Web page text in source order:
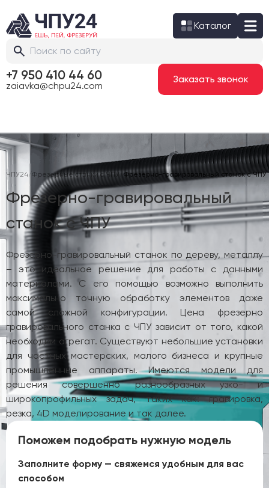
Каталог
+7 950 410 44 60
zaiavka@chpu24.com
Заказать звонок
ЧПУ24/ Фрезерные станки с ЧПУ/Фрезерно-гравировальный станок с ЧПУ
Фрезерно-гравировальный
станок с ЧПУ
Фрезерно-гравировальный станок по дереву, металлу
– это идеальное решение для работы с данными
материалами. С его помощью возможно выполнить
максимально точную обработку элементов даже
самой сложной конфигурации. Цена фрезерно
гравировального станка с ЧПУ зависит от того, какой
необходим агрегат. Существуют небольшие установки
для частных мастерских, малого бизнеса и крупные
промышленные аппараты. Имеются модели для
решения совершенно разнообразных узко- и
широкопрофильных задач, таких как: гравировка,
резка, 4D моделирование и так далее.
Поможем подобрать нужную модель
Заполните форму — свяжемся удобным для вас
способом